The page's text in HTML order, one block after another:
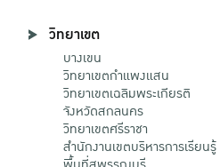
วิทยาเขต
บางเขน
วิทยาเขตกําแพงแสน
วิทยาเขตเฉลิมพระเกียรติ
จังหวัดสกลนคร
วิทยาเขตศรีราชา
สำนักงานเขตบริหารการเรียนรู้